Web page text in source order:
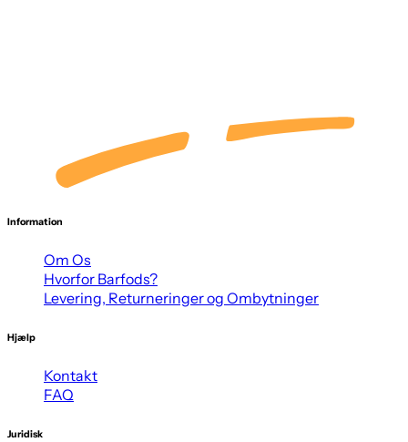
Information
Om Os
Hvorfor Barfods?
Levering, Returneringer og Ombytninger
Hjælp
Kontakt
FAQ
Juridisk